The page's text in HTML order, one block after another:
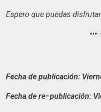
Espero que puedas
Fecha de publicación:
Fecha de re−publicación: